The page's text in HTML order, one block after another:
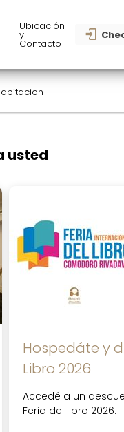
Ubicación
y
Contacto
usted
Hospedáte y
Libro 2026
Accedé a un
Feria del libro 2026.